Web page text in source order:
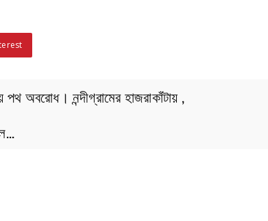
পথ অবরোধ। নন্দীগ্রামের হাজরাকাঁটায় ,